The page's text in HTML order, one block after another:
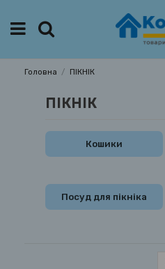
Головна ПІКНІК
ПІКНІК
Кошики
Посуд для пікніка